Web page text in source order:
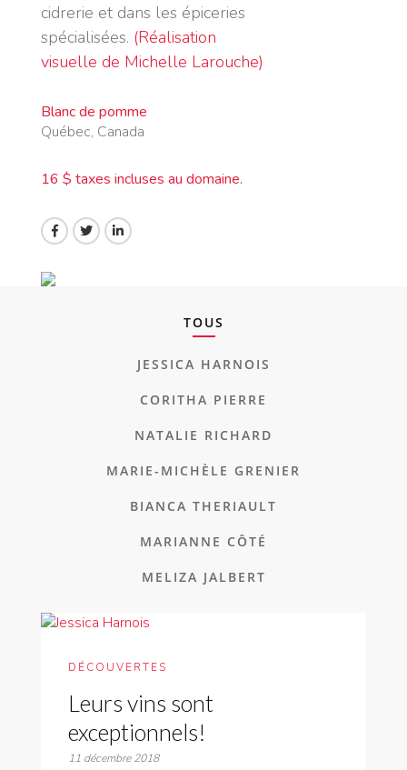
cidrerie et dans les épiceries
spécialisées. (Réalisation
visuelle de Michelle Larouche)
Blanc de pomme
Québec, Canada
16 $ taxes incluses au domaine.
TOUS
JESSICA HARNOIS
CORITHA PIERRE
NATALIE RICHARD
MARIE-MICHÈLE GRENIER
BIANCA THERIAULT
MARIANNE CÔTÉ
MELIZA JALBERT
DÉCOUVERTES
Leurs vins sont
exceptionnels!
11 décembre 2018